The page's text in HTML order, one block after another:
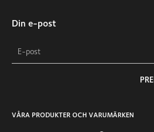
Din e-post
VÅRA PRODUKTER OCH VARUMÄRKEN